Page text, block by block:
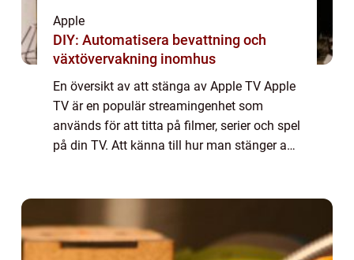
Apple
DIY: Automatisera bevattning och
växtövervakning inomhus
En översikt av att stänga av Apple TV Apple
TV är en populär streamingenhet som
används för att titta på filmer, serier och spel
på din TV. Att känna till hur man stänger av